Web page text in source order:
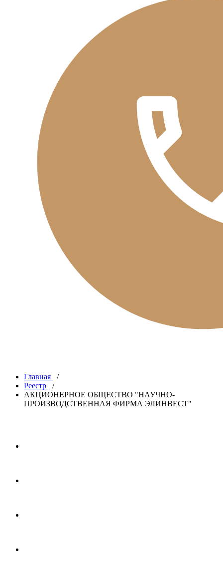
Главная
/
Реестр
/
АКЦИОНЕРНОЕ ОБЩЕСТВО "НАУЧНО-
ПРОИЗВОДСТВЕННАЯ ФИРМА ЭЛИНВЕСТ"